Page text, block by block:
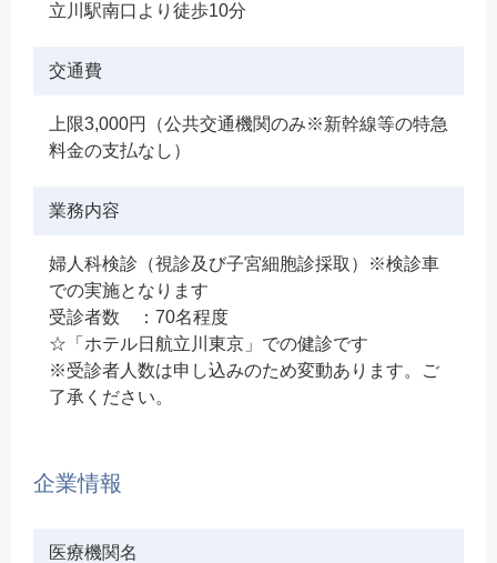
立川駅南口より徒歩10分
交通費
上限3,000円（公共交通機関のみ※新幹線等の特急
料金の支払なし）
業務内容
婦人科検診（視診及び子宮細胞診採取）※検診車
での実施となります
受診者数 ：70名程度
☆「ホテル日航立川東京」での健診です
※受診者人数は申し込みのため変動あります。ご
了承ください。
企業情報
医療機関名